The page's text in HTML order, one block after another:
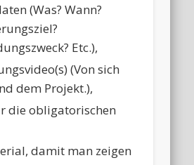
(Was? Wann?
Etc.),
(Von sich
dem Projekt.),
die obligatorischen
damit man zeigen